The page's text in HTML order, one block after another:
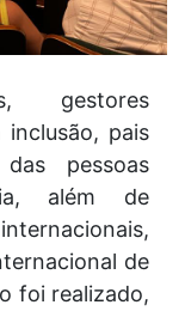
gestores
inclusão, pais
pessoas
além de
de
foi realizado,